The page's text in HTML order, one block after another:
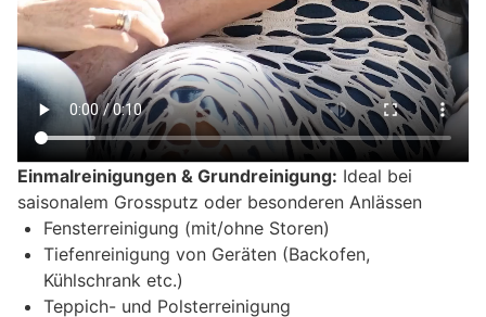
Einmalreinigungen & Grundreinigung: Ideal bei
saisonalem Grossputz oder besonderen Anlässen
Fensterreinigung (mit/ohne Storen)
Tiefenreinigung von Geräten (Backofen,
Kühlschrank etc.)
Teppich- und Polsterreinigung